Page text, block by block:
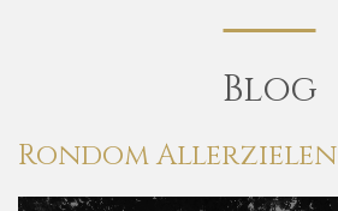
Blog
RondomAllerzielen